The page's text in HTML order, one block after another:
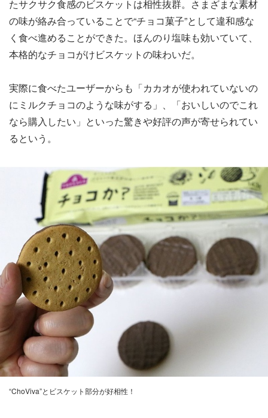
たサクサク食感のビスケットは相性抜群。さまざまな素材
の味が絡み合っていることで“チョコ菓子”として違和感な
く食べ進めることができた。ほんのり塩味も効いていて、
本格的なチョコがけビスケットの味わいだ。
実際に食べたユーザーからも「カカオが使われていないの
にミルクチョコのような味がする」、「おいしいのでこれ
なら購入したい」といった驚きや好評の声が寄せられてい
るという。
“ChoViva”とビスケット部分が好相性！